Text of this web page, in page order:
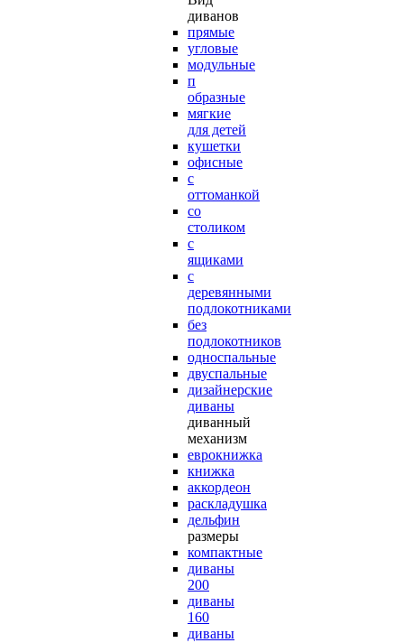
диванов
прямые
угловые
модульные
п
образные
мягкие
для детей
кушетки
офисные
с
оттоманкой
со
столиком
с
ящиками
с
деревянными
подлокотниками
без
подлокотников
односпальные
двуспальные
дизайнерские
диваны
диванный
механизм
еврокнижка
книжка
аккордеон
раскладушка
дельфин
размеры
компактные
диваны
200
диваны
160
диваны